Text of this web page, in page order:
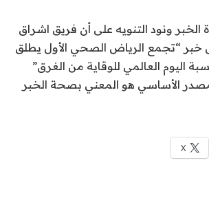
ونود التنويه على أن فريق اشراق
خبر “تجمع الرياض الصحي الأول يطلق
اليوم العالمي للوقاية من الغرق”
الأساسي هو المعني بصحة الخبر
X